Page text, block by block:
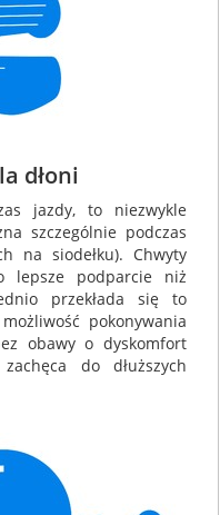
dłoni
jazdy, to niezwykle
szczególnie podczas
na siodełku). Chwyty
lepsze podparcie niż
przekłada się to
pokonywania
obawy o dyskomfort
do dłuższych